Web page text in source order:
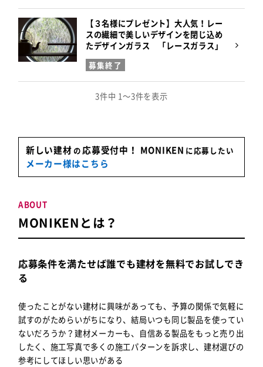
【３名様にプレゼント】大人気！レー
スの繊細で美しいデザインを閉じ込め
たデザインガラス 「レースガラス」
募集終了
3件中 1～3件を表示
新しい建材の応募受付中！ MONIKEN に応募したい
メーカー様はこちら
MONIKENとは？
ABOUT
応募条件を満たせば誰でも建材を無料でお試しでき
る
使ったことがない建材に興味があっても、予算の関係で気軽に
試すのがためらいがちになり、結局いつも同じ製品を使ってい
ないだろうか？建材メーカーも、自信ある製品をもっと売り出
したく、施工写真で多くの施工パターンを訴求し、建材選びの
参考にしてほしい思いがある